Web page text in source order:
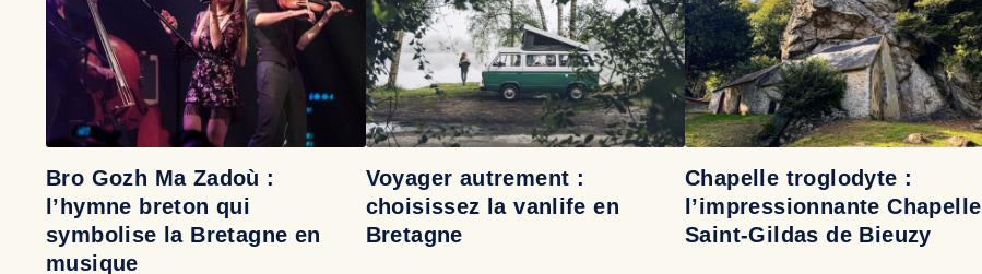
Bro Gozh Ma Zadoù :
l’hymne breton qui
symbolise la Bretagne en
musique
Voyager autrement :
choisissez la vanlife en
Bretagne
Chapelle troglodyte :
l’impressionnante Chapelle
Saint-Gildas de Bieuzy